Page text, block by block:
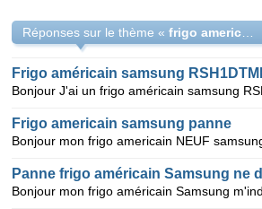
Réponses sur le thème «
Frigo americain samsung panne